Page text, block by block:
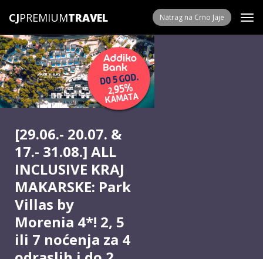
CJPREMIUM Natrag na Crno Jaje
[29.06.- 20.07. &
17.- 31.08.] ALL
INCLUSIVE KRAJ
MAKARSKE: Park
Villas by
Morenia 4*! 2, 5
ili 7 noćenja za 4